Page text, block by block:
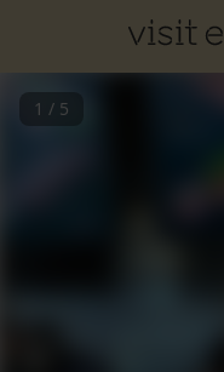
1 / 5